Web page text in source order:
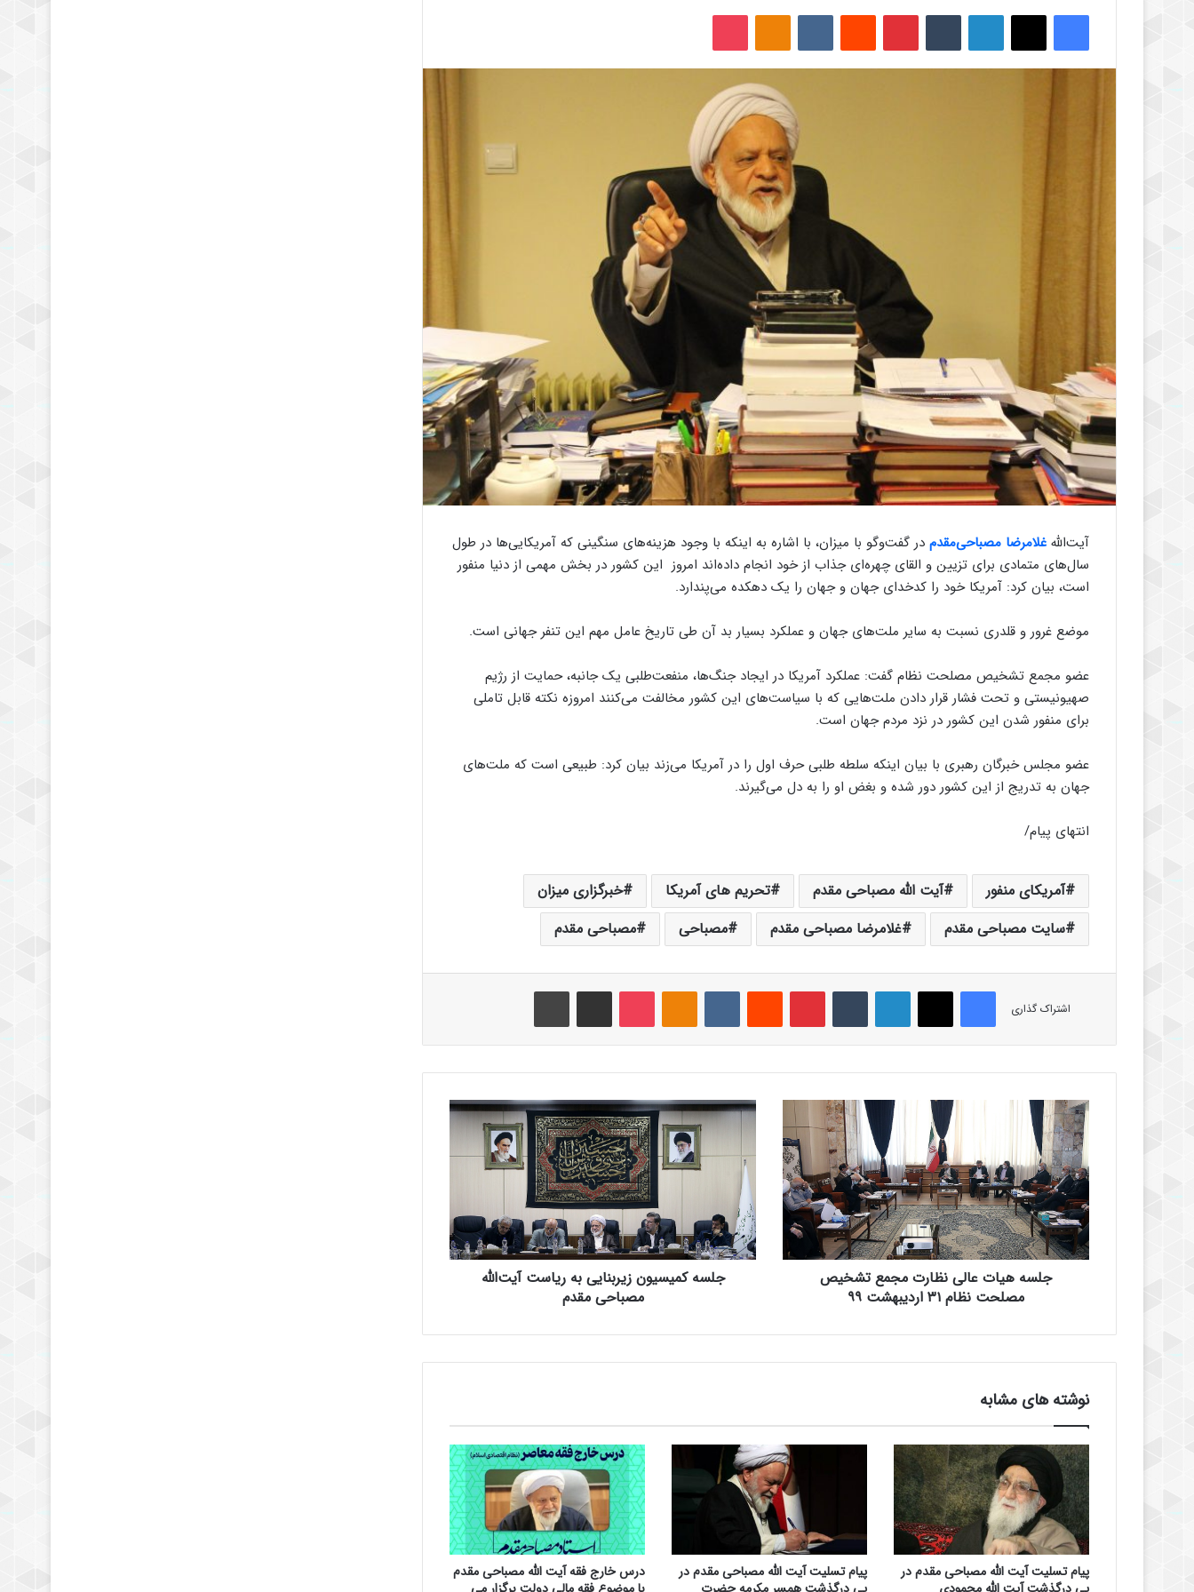
فیس بوک لینکدین ‫پین‌ترست ‫رددیت
آیت‌الله غلامرضا مصباحی‌مقدم در گفت‌وگو با میزان، با اشاره به اینکه با وجود هزینه‌های سنگینی که آمریکایی‌ها در طول
سال‌های متمادی برای تزیین و القای چهره‌ای جذاب از خود انجام داده‌اند امروز این کشور در بخش مهمی از دنیا منفور
است، بیان کرد: آمریکا خود را کدخدای جهان و جهان را یک دهکده می‌پندارد.
موضع غرور و قلدری نسبت به سایر ملت‌های جهان و عملکرد بسیار بد آن طی تاریخ عامل مهم این تنفر جهانی است.
عضو مجمع تشخیص مصلحت نظام گفت: عملکرد آمریکا در ایجاد جنگ‌ها، منفعت‌طلبی یک جانبه، حمایت از رژیم
صهیونیستی و تحت فشار قرار دادن ملت‌هایی که با سیاست‌های این کشور مخالفت می‌کنند امروزه نکته قابل تاملی
برای منفور شدن این کشور در نزد مردم جهان است.
عضو مجلس خبرگان رهبری با بیان اینکه سلطه طلبی حرف اول را در آمریکا می‌زند بیان کرد: طبیعی است که ملت‌های
جهان به تدریج از این کشور دور شده و بغض او را به دل می‌گیرند.
انتهای پیام/
آمریکای منفور آیت الله مصباحی مقدم تحریم های آمریکا
خبرگزاری میزان
سایت مصباحی مقدم
غلامرضا مصباحی مقدم مصباحی مصباحی مقدم
اشتراک گذاری
فیس بوک لینکدین ‫پین‌ترست ‫رددیت پاکت اشتراک گذاری از طریق ایمیل
ج
ل
س
ه
ه
ی
ا
ت
ع
ن
ت
م
ج
م
ع
ت
ش
خ
ی
ص
جلسه هیات عالی نظارت مجمع تشخیص
مصلحت نظام ۳۱ اردیبهشت ۹۹
ج
م
ی
س
ی
ی
ی
ی
ب
ه
ر
ی
س
ت
جلسه کمیسیون زیربنایی به ریاست آیت‌الله
مصباحی مقدم
نوشته های مشابه
پیام تسلیت آیت الله مصباحی مقدم در
پیام تسلیت آیت الله مصباحی مقدم در
درس خارج فقه آیت الله مصباحی مقدم